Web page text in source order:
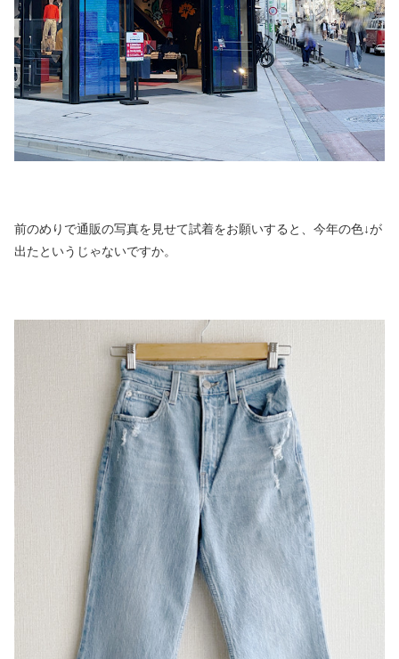
前のめりで通販の写真を見せて試着をお願いすると、今年の色↓が
出たというじゃないですか。